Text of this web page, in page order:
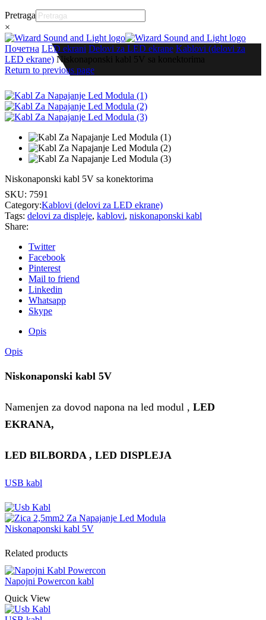
Pretraga
×
Почетна LED ekrani Delovi za LED ekrane Kablovi (delovi za
LED ekrane) Niskonaponski kabl 5V sa konektorima
Return to previous page
Niskonaponski kabl 5V sa konektorima
SKU: 7591
Category:Kablovi (delovi za LED ekrane)
Tags: delovi za displeje, kablovi, niskonaponski kabl
Share:
Twitter
Facebook
Pinterest
Mail to friend
Linkedin
Whatsapp
Skype
Opis
Opis
Niskonaponski kabl 5V
Namenjen za dovod napona na led modul , LED
EKRANA,
LED BILBORDA , LED DISPLEJA
USB kabl
Niskonaponski kabl 5V
Related products
Napojni Powercon kabl
Quick View